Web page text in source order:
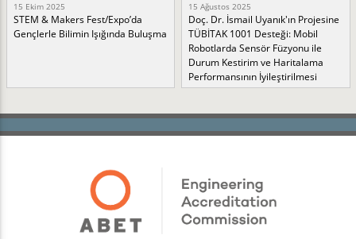
15 Ekim 2025
STEM & Makers Fest/Expo’da
Gençlerle Bilimin Işığında Buluşma
15 Ağustos 2025
Doç. Dr. İsmail Uyanık'ın Projesine
TÜBİTAK 1001 Desteği: Mobil
Robotlarda Sensör Füzyonu ile
Durum Kestirim ve Haritalama
Performansının İyileştirilmesi